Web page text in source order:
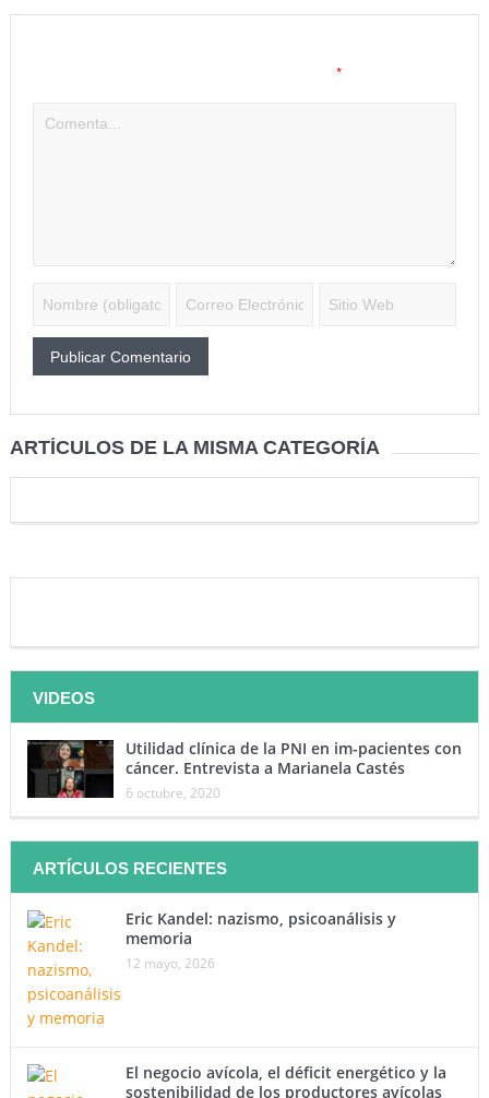
*
ARTÍCULOS DE LA MISMA CATEGORÍA
VIDEOS
Utilidad clínica de la PNI en im-pacientes con
cáncer. Entrevista a Marianela Castés
6 octubre, 2020
ARTÍCULOS RECIENTES
Eric Kandel: nazismo, psicoanálisis y
memoria
12 mayo, 2026
El negocio avícola, el déficit energético y la
sostenibilidad de los productores avícolas